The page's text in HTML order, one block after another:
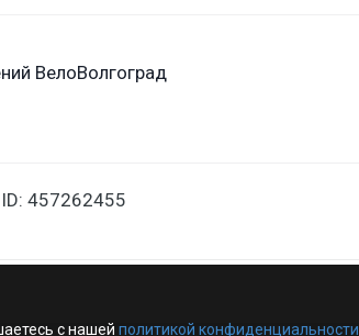
ВелоВолгоград
457262455
с нашей политикой конфиденциальности